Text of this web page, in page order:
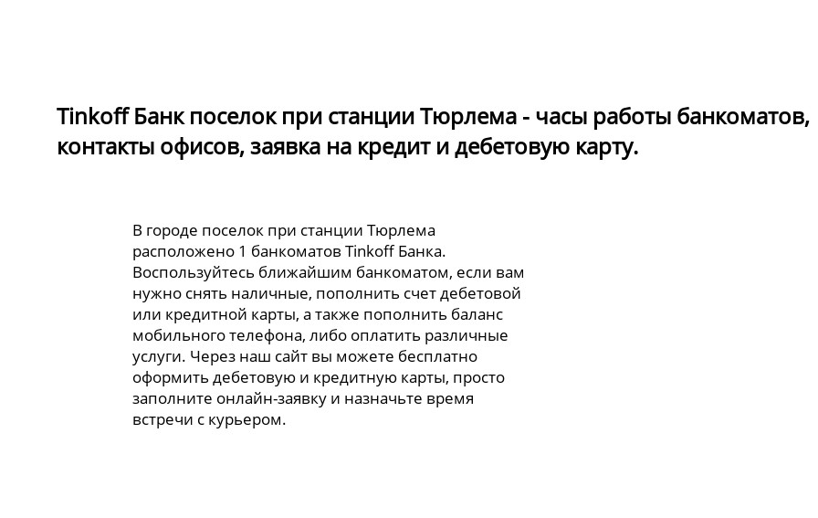
Tinkoff Банк поселок при станции Тюрлема - часы работы банкоматов,
контакты офисов, заявка на кредит и дебетовую карту.
В городе поселок при станции Тюрлема
расположено 1 банкоматов Tinkoff Банка.
Воспользуйтесь ближайшим банкоматом, если вам
нужно снять наличные, пополнить счет дебетовой
или кредитной карты, а также пополнить баланс
мобильного телефона, либо оплатить различные
услуги. Через наш сайт вы можете бесплатно
оформить дебетовую и кредитную карты, просто
заполните онлайн-заявку и назначьте время
встречи с курьером.